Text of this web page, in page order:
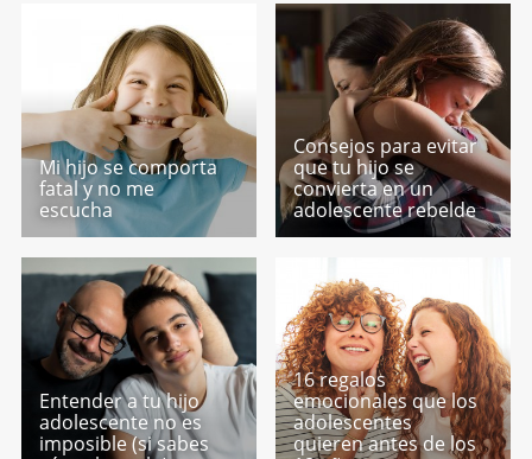
Mi hijo se comporta
fatal y no me
escucha
Consejos para evitar
que tu hijo se
convierta en un
adolescente rebelde
Entender a tu hijo
adolescente no es
imposible (si sabes
16 regalos
emocionales que los
adolescentes
quieren antes de los